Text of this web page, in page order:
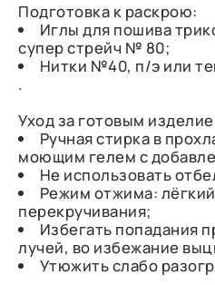
Подготовка к раскрою:
Иглы для пошива
супер стрейч № 80;
Нитки №40, п/э или
.
Уход за готовым
Ручная стирка в
моющим гелем с
Не использовать
Режим отжима:
перекручивания;
Избегать попадания
лучей, во избежание
Утюжить слабо